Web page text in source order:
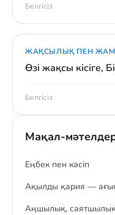
Белгісіз
ЖАҚСЫЛЫҚ ПЕН
Өзі жақсы кісіге,
Белгісіз
Мақал-
Eңбек пен кәсіп
Ақылды қария —
Аңшылық,